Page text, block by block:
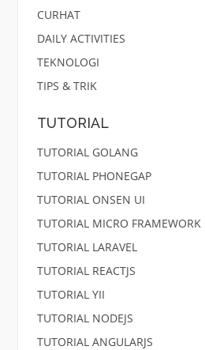
CURHAT
DAILY ACTIVITIES
TEKNOLOGI
TIPS & TRIK
TUTORIAL
TUTORIAL GOLANG
TUTORIAL PHONEGAP
TUTORIAL ONSEN UI
TUTORIAL MICRO FRAMEWORK
TUTORIAL LARAVEL
TUTORIAL REACTJS
TUTORIAL YII
TUTORIAL NODEJS
TUTORIAL ANGULARJS